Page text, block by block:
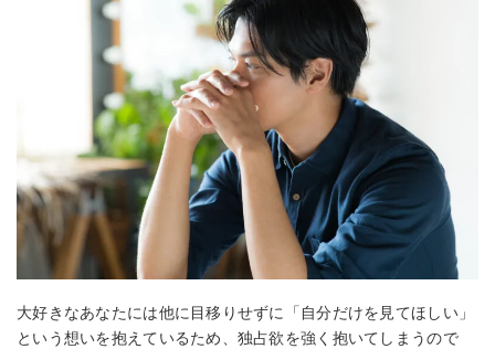
大好きなあなたには他に目移りせずに「自分だけを見てほしい」
という想いを抱えているため、独占欲を強く抱いてしまうので